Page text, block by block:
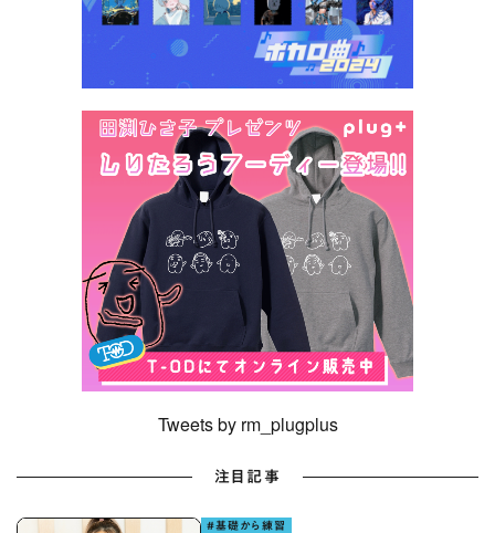
Tweets by rm_plugplus
注目記事
#基礎から練習